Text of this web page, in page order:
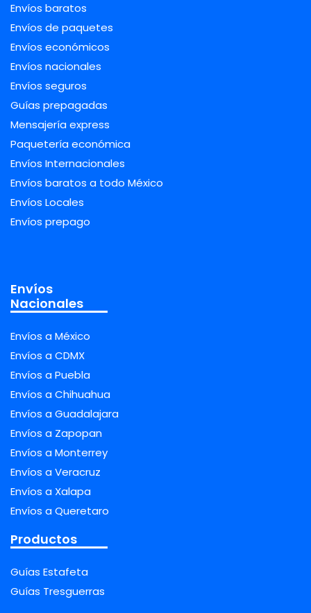
Envíos baratos
Envíos de paquetes
Envíos económicos
Envíos nacionales
Envíos seguros
Guías prepagadas
Mensajería express
Paquetería económica
Envíos Internacionales
Envíos baratos a todo México
Envíos Locales
Envíos prepago
Envíos
Nacionales
Envíos a México
Envíos a CDMX
Envíos a Puebla
Envíos a Chihuahua
Envíos a Guadalajara
Envíos a Zapopan
Envíos a Monterrey
Envíos a Veracruz
Envíos a Xalapa
Envíos a Queretaro
Productos
Guías Estafeta
Guías Tresguerras